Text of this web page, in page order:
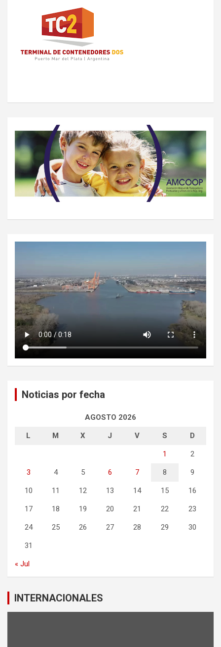
Noticias por fecha
AGOSTO 2026
L M X J V S D
1 2
3 4 5 6 7 8 9
10 11 12 13 14 15 16
17 18 19 20 21 22 23
24 25 26 27 28 29 30
31
« Jul
INTERNACIONALES